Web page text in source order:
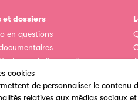
cookies
de personnaliser le contenu
relatives aux médias sociaux
et dossiers
en questions
sur le livre audio
livre audio